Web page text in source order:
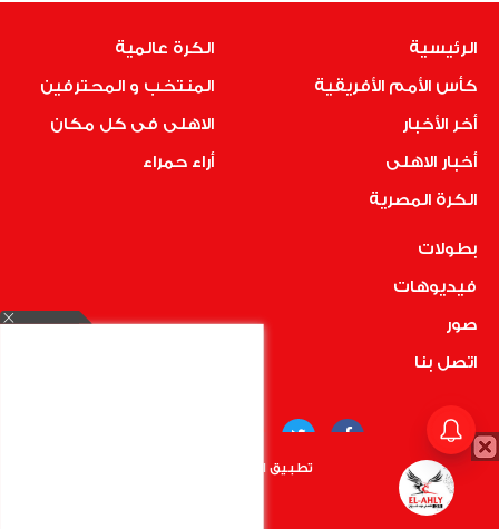
الرئيسية
كأس الأمم الأفريقية
أخر الأخبار
أخبار الاهلى
الكرة المصرية
الكرة عالمية
المنتخب و المحترفين
الاهلى فى كل مكان
أراء حمراء
بطولات
فيديوهات
صور
اتصل بنا
COPYRIGHT © 2019 RedMedia | ALL RIGHTS RESERVED
تطبيق الأهلي.كوم متاح الأن